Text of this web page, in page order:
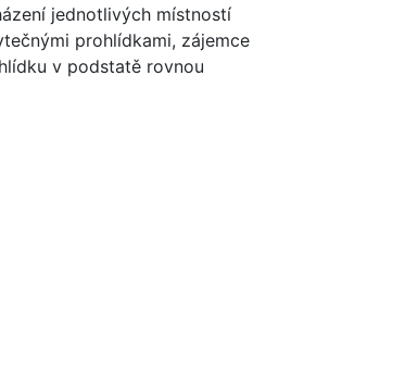
jednotlivých místností
prohlídkami, zájemce
v podstatě rovnou